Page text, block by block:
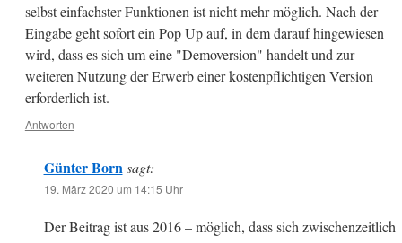
selbst einfachster Funktionen ist nicht mehr möglich. Nach der
Eingabe geht sofort ein Pop Up auf, in dem darauf hingewiesen
wird, dass es sich um eine "Demoversion" handelt und zur
weiteren Nutzung der Erwerb einer kostenpflichtigen Version
erforderlich ist.
Antworten
Günter Born sagt:
19. März 2020 um 14:15 Uhr
Der Beitrag ist aus 2016 – möglich, dass sich zwischenzeitlich